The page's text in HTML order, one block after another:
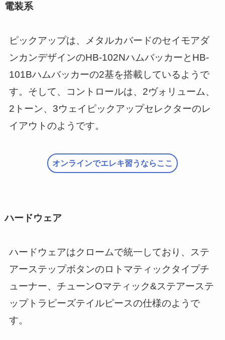
電装系
ピックアップは、メタルカバードのセイモアダ
ンカンデザインのHB-102NハムバッカーとHB-
101Bハムバッカーの2基を搭載しているようで
す。そして、コントロールは、2ヴォリューム、
2トーン、3ウェイピックアップセレクターのレ
イアウトのようです。
オンラインでエレキ習うならここ
ハードウェア
ハードウェアはクロームで統一しており、ステ
アーステップボタンのロトマティックタイプチ
ューナー、チューンOマティック&ステアーステ
ップトラピーズテイルピースの仕様のようで
す。